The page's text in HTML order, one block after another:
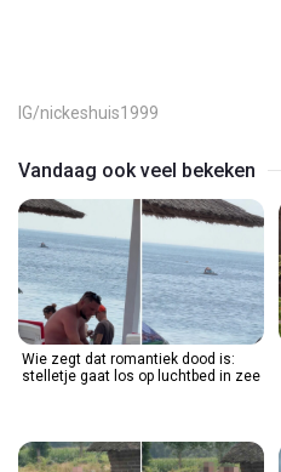
IG/nickeshuis1999
Vandaag ook veel bekeken
Wie zegt dat romantiek dood is:
stelletje gaat los op luchtbed in zee